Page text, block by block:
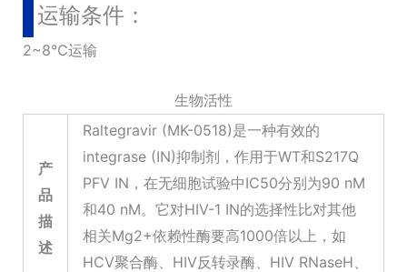
运输条件：
2~8℃运输
生物活性
产
品
描
述
Raltegravir (MK-0518)是一种有效的
integrase (IN)抑制剂，作用于WT和S217Q
PFV IN，在无细胞试验中IC50分别为90 nM
和40 nM。它对HIV-1 IN的选择性比对其他
相关Mg2+依赖性酶要高1000倍以上，如
HCV聚合酶、HIV反转录酶、HIV RNaseH、